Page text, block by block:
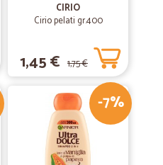
CIRIO
Cirio pelati gr.400
1,45 € 1,75 €
-7%